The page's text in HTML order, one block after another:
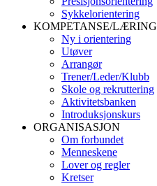
Sykkelorientering
KOMPETANSE/LÆRING
Ny i orientering
Utøver
Arrangør
Trener/Leder/Klubb
Skole og rekruttering
Aktivitetsbanken
Introduksjonskurs
ORGANISASJON
Om forbundet
Menneskene
Lover og regler
Kretser